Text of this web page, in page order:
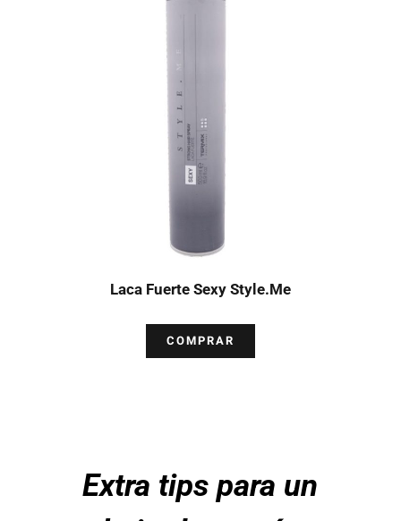
Laca Fuerte Sexy Style.Me
COMPRAR
Extra tips para un